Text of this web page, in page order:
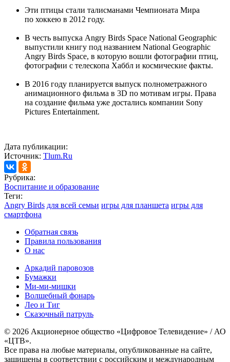
Эти птицы стали талисманами Чемпионата Мира
по хоккею в 2012 году.
В честь выпуска Angry Birds Space National Geographic
выпустили книгу под названием National Geographic
Angry Birds Space, в которую вошли фотографии птиц,
фотографии с телескопа Хаббл и космические факты.
В 2016 году планируется выпуск полнометражного
анимационного фильма в 3D по мотивам игры. Права
на создание фильма уже достались компании Sony
Pictures Entertainment.
Дата публикации:
Источник: Tlum.Ru
Рубрика:
Воспитание и образование
Теги:
Angry Birds для всей семьи игры для планшета игры для
смартфона
Обратная связь
Правила пользования
О нас
Аркадий паровозов
Бумажки
Ми-ми-мишки
Волшебный фонарь
Лео и Тиг
Сказочный патруль
© 2026 Акционерное общество «Цифровое Телевидение» / АО
«ЦТВ».
Все права на любые материалы, опубликованные на сайте,
защищены в соответствии с российским и международным